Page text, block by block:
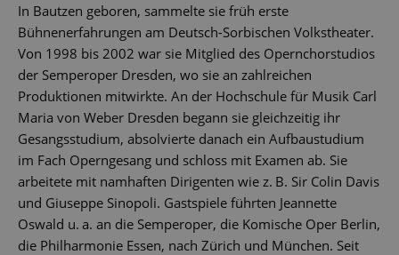
In Bautzen geboren, sammelte sie früh erste
Bühnenerfahrungen am Deutsch-Sorbischen Volkstheater.
Von 1998 bis 2002 war sie Mitglied des Opernchorstudios
der Semperoper Dresden, wo sie an zahlreichen
Produktionen mitwirkte. An der Hochschule für Musik Carl
Maria von Weber Dresden begann sie gleichzeitig ihr
Gesangsstudium, absolvierte danach ein Aufbaustudium
im Fach Operngesang und schloss mit Examen ab. Sie
arbeitete mit namhaften Dirigenten wie z. B. Sir Colin Davis
und Giuseppe Sinopoli. Gastspiele führten Jeannette
Oswald u. a. an die Semperoper, die Komische Oper Berlin,
die Philharmonie Essen, nach Zürich und München. Seit